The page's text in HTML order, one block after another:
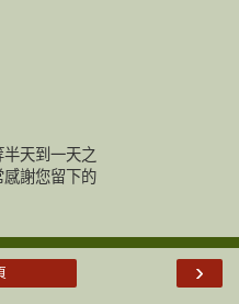
天到一天之
謝您留下的
›